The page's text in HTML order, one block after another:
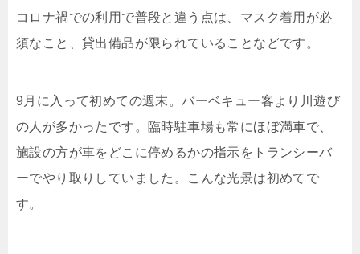
コロナ禍での利用で普段と違う点は、マスク着用が必
須なこと、貸出備品が限られていることなどです。
9月に入って初めての週末。バーベキュー客より川遊び
の人が多かったです。臨時駐車場も常にほぼ満車で、
施設の方が車をどこに停めるかの指示をトランシーバ
ーでやり取りしていました。こんな光景は初めてで
す。